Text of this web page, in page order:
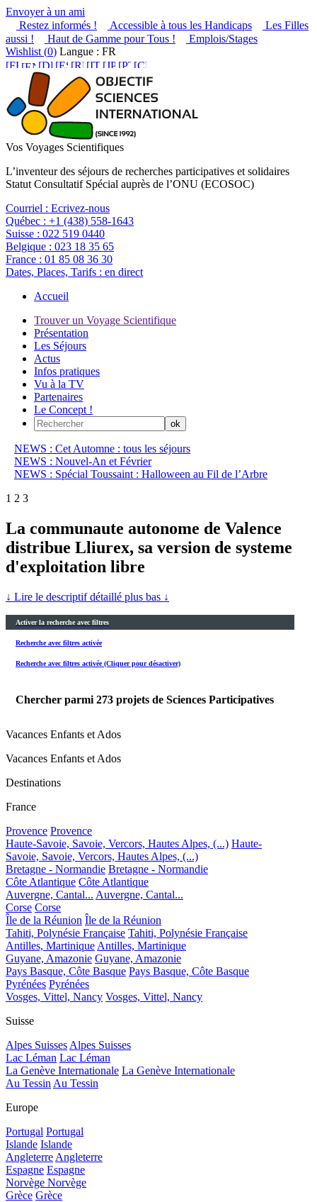
Envoyer à un ami
Restez informés !
Accessible à tous les Handicaps
Les Filles
aussi !
Haut de Gamme pour Tous !
Emplois/Stages
Wishlist (0) Langue : FR
Vos Voyages Scientifiques
L’inventeur des séjours de recherches participatives et solidaires
Statut Consultatif Spécial auprès de l’ONU (ECOSOC)
Courriel : Ecrivez-nous
Québec : +1 (438) 558-1643
Suisse : 022 519 0440
Belgique : 023 18 35 65
France : 01 85 08 36 30
Dates, Places, Tarifs : en direct
Accueil
Trouver un Voyage Scientifique
Présentation
Les Séjours
Actus
Infos pratiques
Vu à la TV
Partenaires
Le Concept !
NEWS : Cet Automne : tous les séjours
NEWS : Nouvel-An et Février
NEWS : Spécial Toussaint : Halloween au Fil de l’Arbre
1 2 3
La communaute autonome de Valence
distribue Lliurex, sa version de systeme
d'exploitation libre
↓ Lire le descriptif détaillé plus bas ↓
Activer la recherche avec filtres
Recherche avec filtres activée
Recherche avec filtres activée (Cliquer pour désactiver)
Chercher parmi 273 projets de Sciences Participatives
Vacances Enfants et Ados
Vacances Enfants et Ados
Destinations
France
Provence Provence
Haute-Savoie, Savoie, Vercors, Hautes Alpes, (...) Haute-
Savoie, Savoie, Vercors, Hautes Alpes, (...)
Bretagne - Normandie Bretagne - Normandie
Côte Atlantique Côte Atlantique
Auvergne, Cantal... Auvergne, Cantal...
Corse Corse
Île de la Réunion Île de la Réunion
Tahiti, Polynésie Française Tahiti, Polynésie Française
Antilles, Martinique Antilles, Martinique
Guyane, Amazonie Guyane, Amazonie
Pays Basque, Côte Basque Pays Basque, Côte Basque
Pyrénées Pyrénées
Vosges, Vittel, Nancy Vosges, Vittel, Nancy
Suisse
Alpes Suisses Alpes Suisses
Lac Léman Lac Léman
La Genève Internationale La Genève Internationale
Au Tessin Au Tessin
Europe
Portugal Portugal
Islande Islande
Angleterre Angleterre
Espagne Espagne
Norvège Norvège
Grèce Grèce